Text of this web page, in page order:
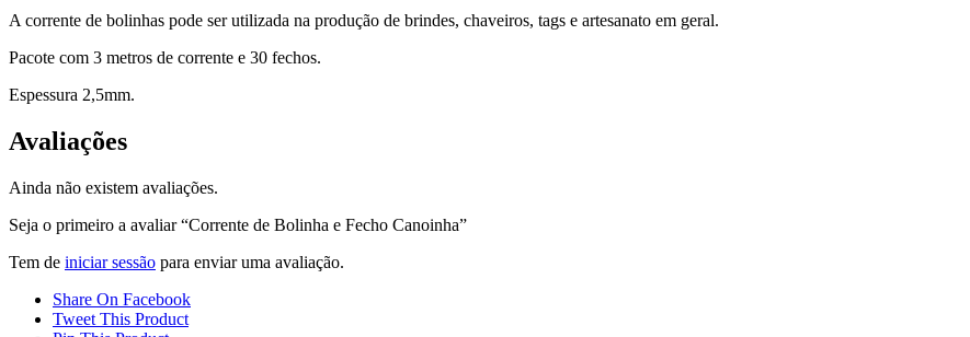
A corrente de bolinhas pode ser utilizada na produção de brindes, chaveiros, tags e artesanato em geral.
Pacote com 3 metros de corrente e 30 fechos.
Espessura 2,5mm.
Avaliações
Ainda não existem avaliações.
Seja o primeiro a avaliar “Corrente de Bolinha e Fecho Canoinha”
Tem de iniciar sessão para enviar uma avaliação.
Share On Facebook
Tweet This Product